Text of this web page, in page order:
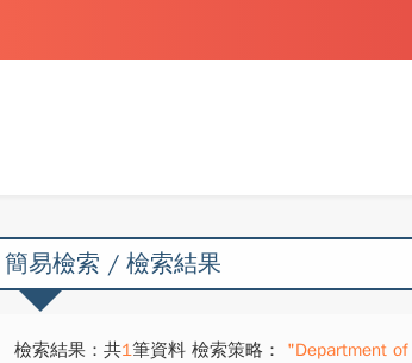
簡易檢索 / 檢索結果
檢索結果：共1筆資料 檢索策略：
"Department